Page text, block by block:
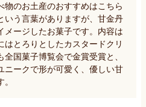
物のお土産のおすすめはこちら
いう言葉がありますが、甘金丹
メージしたお菓子です。内容は
とろりとしたカスタードクリ
国菓子博覧会で金賞受賞と、
ニークで形が可愛く、優しい甘